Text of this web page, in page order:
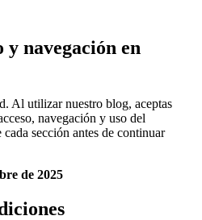
y navegación en
Al utilizar nuestro blog, aceptas
navegación y uso del
sección antes de continuar
de 2025